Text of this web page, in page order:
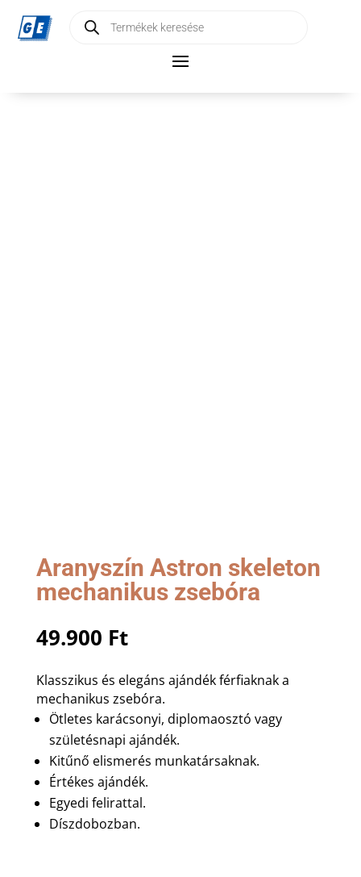
search
Aranyszín Astron skeleton
mechanikus zsebóra
49.900 Ft
Klasszikus és elegáns ajándék férfiaknak a
mechanikus zsebóra.
Ötletes karácsonyi, diplomaosztó vagy
születésnapi ajándék.
Kitűnő elismerés munkatársaknak.
Értékes ajándék.
Egyedi felirattal.
Díszdobozban.